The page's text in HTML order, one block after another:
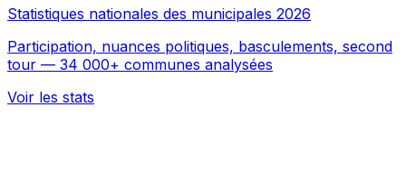
Statistiques nationales des municipales 2026
Participation, nuances politiques, basculements, second
tour — 34 000+ communes analysées
Voir les stats